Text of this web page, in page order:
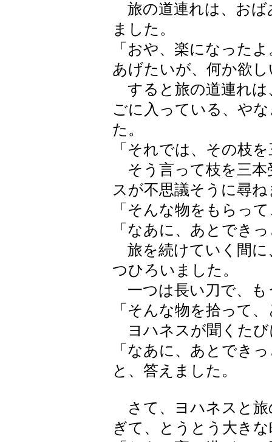
旅の道連れは、おば
ました。
「おや、楽になった
あげたいが、何か欲
すると旅の道連れは
ごに入っている、や
た。
「それでは、その枝
そう言って枝を三本
スが不思議そうに尋
「そんな物をもらっ
「なあに、あとでき
旅を続けていく間に
つひろいました。
一つは長い刀で、も
「そんな物を拾って
ヨハネスが聞くたび
「なあに、あとでき
と、答えました。
さて、ヨハネスと旅
ぎて、とうとう大き